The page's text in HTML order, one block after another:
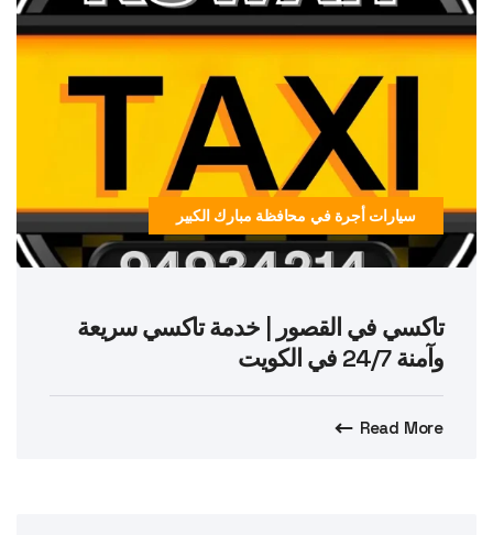
سيارات أجرة في محافظة مبارك الكبير
تاكسي في القصور | خدمة تاكسي سريعة
وآمنة 24/7 في الكويت
Read More